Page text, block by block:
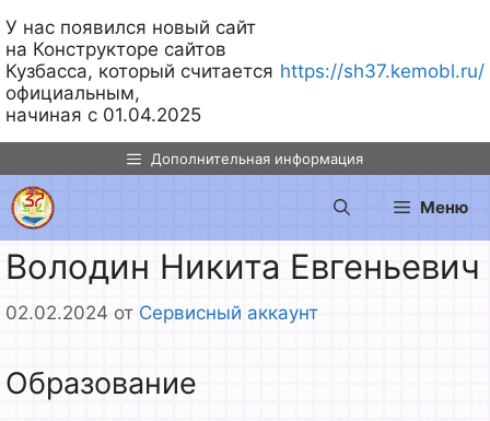
У нас появился новый сайт
на Конструкторе сайтов
Кузбасса, который считается
официальным,
начиная с 01.04.2025
https://sh37.kemobl.ru/
к
содержимому
Дополнительная информация
Меню
Володин Никита Евгеньевич
02.02.2024 от Сервисный аккаунт
Образование